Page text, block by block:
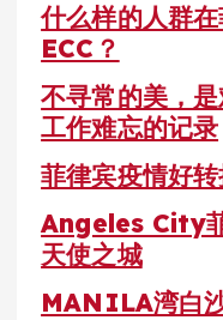
什么样的人群
ECC？
不寻常的美，
工作难忘的记录
菲律宾疫情好
Angeles City
天使之城
MANILA湾白